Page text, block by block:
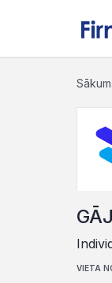
VIETA